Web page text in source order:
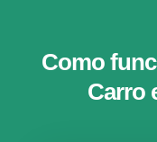
Como
Carro